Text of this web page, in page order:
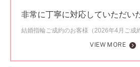
非常に丁寧に対応していただい
結婚指輪ご成約のお客様（2026年4月ご成
VIEW MORE